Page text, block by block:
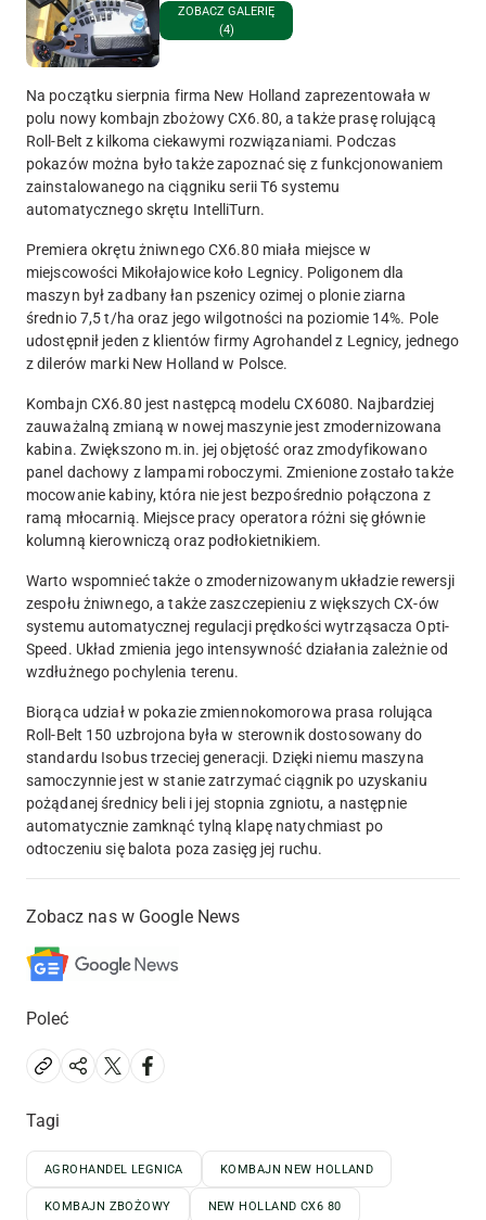
ZOBACZ GALERIĘ
(4)
Na początku sierpnia firma New Holland zaprezentowała w
polu nowy kombajn zbożowy CX6.80, a także prasę rolującą
Roll-Belt z kilkoma ciekawymi rozwiązaniami. Podczas
pokazów można było także zapoznać się z funkcjonowaniem
zainstalowanego na ciągniku serii T6 systemu
automatycznego skrętu IntelliTurn.
Premiera okrętu żniwnego CX6.80 miała miejsce w
miejscowości Mikołajowice koło Legnicy. Poligonem dla
maszyn był zadbany łan pszenicy ozimej o plonie ziarna
średnio 7,5 t/ha oraz jego wilgotności na poziomie 14%. Pole
udostępnił jeden z klientów firmy Agrohandel z Legnicy, jednego
z dilerów marki New Holland w Polsce.
Kombajn CX6.80 jest następcą modelu CX6080. Najbardziej
zauważalną zmianą w nowej maszynie jest zmodernizowana
kabina. Zwiększono m.in. jej objętość oraz zmodyfikowano
panel dachowy z lampami roboczymi. Zmienione zostało także
mocowanie kabiny, która nie jest bezpośrednio połączona z
ramą młocarnią. Miejsce pracy operatora różni się głównie
kolumną kierowniczą oraz podłokietnikiem.
Warto wspomnieć także o zmodernizowanym układzie rewersji
zespołu żniwnego, a także zaszczepieniu z większych CX-ów
systemu automatycznej regulacji prędkości wytrząsacza Opti-
Speed. Układ zmienia jego intensywność działania zależnie od
wzdłużnego pochylenia terenu.
Biorąca udział w pokazie zmiennokomorowa prasa rolująca
Roll-Belt 150 uzbrojona była w sterownik dostosowany do
standardu Isobus trzeciej generacji. Dzięki niemu maszyna
samoczynnie jest w stanie zatrzymać ciągnik po uzyskaniu
pożądanej średnicy beli i jej stopnia zgniotu, a następnie
automatycznie zamknąć tylną klapę natychmiast po
odtoczeniu się balota poza zasięg jej ruchu.
Zobacz nas w Google News
Poleć
Tagi
AGROHANDEL LEGNICA KOMBAJN NEW HOLLAND
KOMBAJN ZBOŻOWY NEW HOLLAND CX6 80